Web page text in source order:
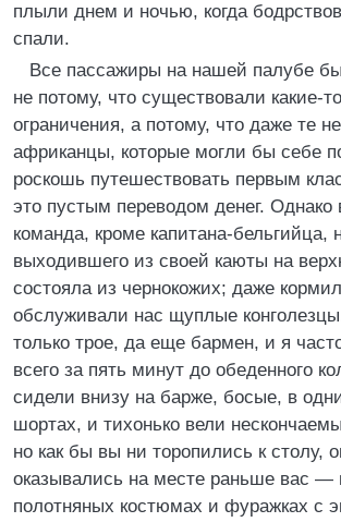
плыли днем и ночью, когда
спали.
Все пассажиры на нашей палубе
не потому, что существовали какие-
ограничения, а потому, что даже те
африканцы, которые могли бы себе
роскошь путешествовать первым
это пустым переводом денег. Однако
команда, кроме капитана-бельгийца,
выходившего из своей каюты на
состояла из чернокожих; даже
обслуживали нас щуплые
только трое, да еще бармен, и я
всего за пять минут до обеденного
сидели внизу на барже, босые, в
шортах, и тихонько вели
но как бы вы ни торопились к столу,
оказывались на месте раньше вас —
полотняных костюмах и фуражках с